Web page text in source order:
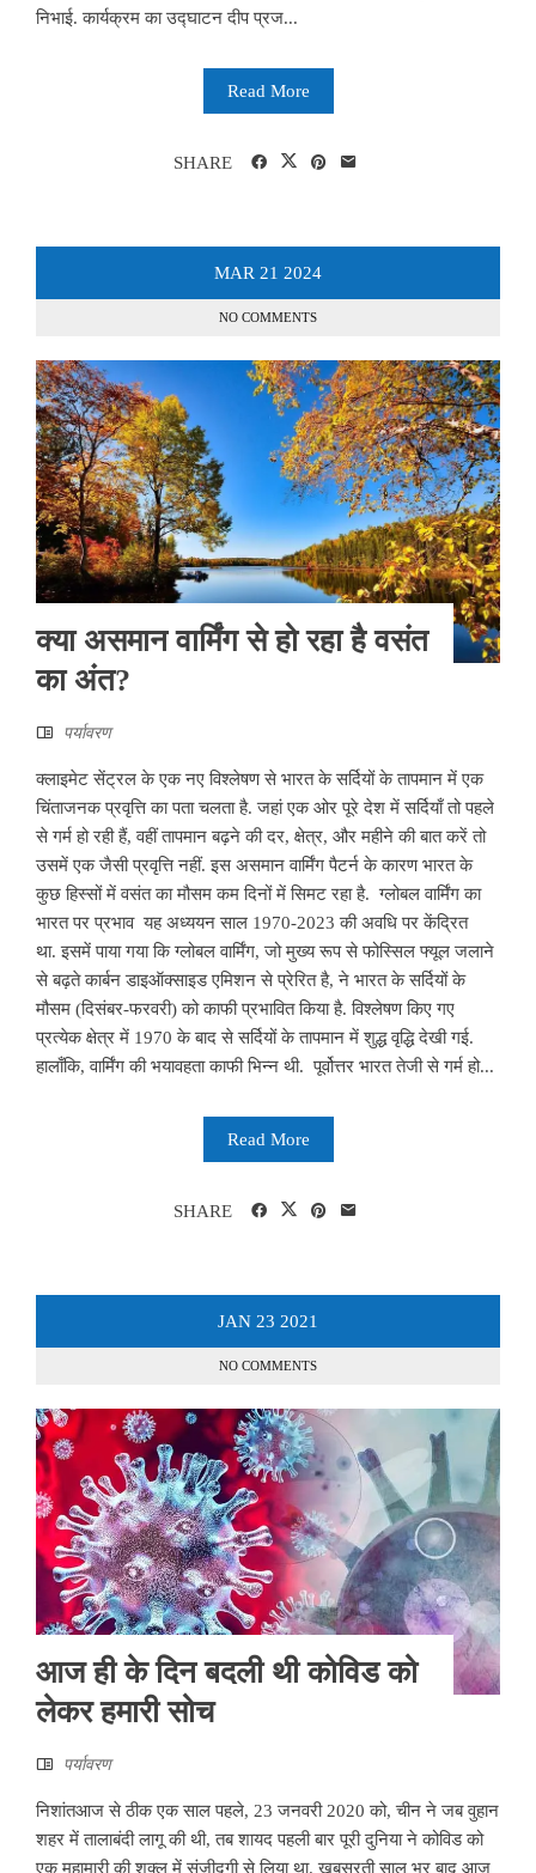
निभाई. कार्यक्रम का उद्घाटन दीप प्रज...
Read More
SHARE
MAR 21 2024
NO COMMENTS
क्या असमान वार्मिंग से हो रहा है वसंत
का अंत?
पर्यावरण
क्लाइमेट सेंट्रल के एक नए विश्लेषण से भारत के सर्दियों के तापमान में एक
चिंताजनक प्रवृत्ति का पता चलता है. जहां एक ओर पूरे देश में सर्दियाँ तो पहले
से गर्म हो रही हैं, वहीं तापमान बढ़ने की दर, क्षेत्र, और महीने की बात करें तो
उसमें एक जैसी प्रवृत्ति नहीं. इस असमान वार्मिंग पैटर्न के कारण भारत के
कुछ हिस्सों में वसंत का मौसम कम दिनों में सिमट रहा है. ग्लोबल वार्मिंग का
भारत पर प्रभाव यह अध्ययन साल 1970-2023 की अवधि पर केंद्रित
था. इसमें पाया गया कि ग्लोबल वार्मिंग, जो मुख्य रूप से फोस्सिल फ्यूल जलाने
से बढ़ते कार्बन डाइऑक्साइड एमिशन से प्रेरित है, ने भारत के सर्दियों के
मौसम (दिसंबर-फरवरी) को काफी प्रभावित किया है. विश्लेषण किए गए
प्रत्येक क्षेत्र में 1970 के बाद से सर्दियों के तापमान में शुद्ध वृद्धि देखी गई.
हालाँकि, वार्मिंग की भयावहता काफी भिन्न थी. पूर्वोत्तर भारत तेजी से गर्म हो...
Read More
SHARE
JAN 23 2021
NO COMMENTS
आज ही के दिन बदली थी कोविड को
लेकर हमारी सोच
पर्यावरण
निशांतआज से ठीक एक साल पहले, 23 जनवरी 2020 को, चीन ने जब वुहान
शहर में तालाबंदी लागू की थी, तब शायद पहली बार पूरी दुनिया ने कोविड को
एक महामारी की शक्ल में संजीदगी से लिया था. खूबसूरती साल भर बाद आज